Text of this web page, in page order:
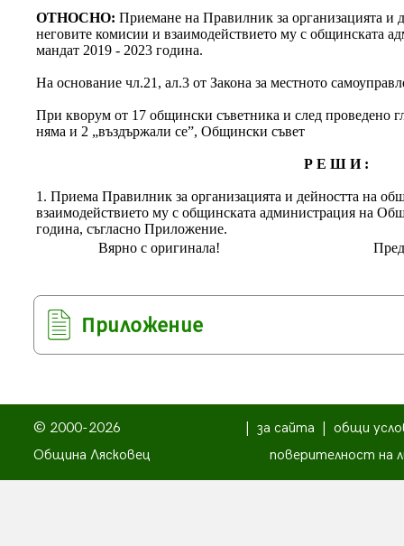
ОТНОСНО:Приемане на Правилник за организацията и
неговите комисии и взаимодействието му с общинската
мандат 2019 - 2023 година.
На основание чл.21, ал.3 от Закона за местното
При кворум от 17 общински съветника и след проведено
няма и 2 „въздържали се”, Общински съвет
Р Е Ш И :
1. Приема Правилник за организацията и дейността на
взаимодействието му с общинската администрация на
година, съгласно Приложение.
Вярно с оригинала!
Приложение
© 2000-2026
Община Лясковец
за сайта
общи
поверителност на